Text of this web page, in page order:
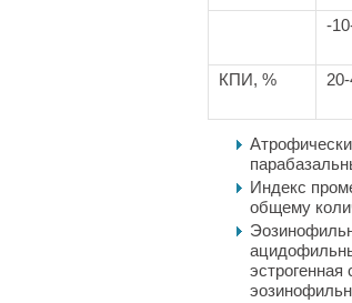
-
КПИ, %
Индекс
общему